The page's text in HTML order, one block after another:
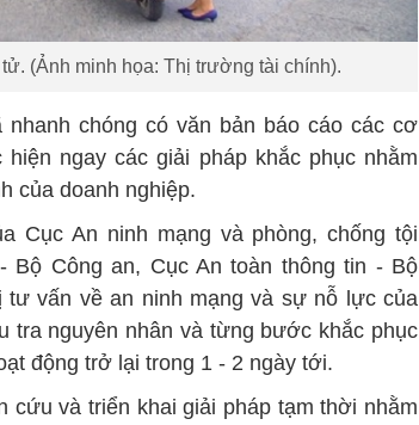
(Ảnh minh họa: Thị trường tài chính).
chóng có văn bản báo cáo các cơ
ngay các giải pháp khắc phục nhằm
của doanh nghiệp.
An ninh mạng và phòng, chống tội
Bộ Công an, Cục An toàn thông tin - Bộ
tư vấn về an ninh mạng và sự nỗ lực của
tra nguyên nhân và từng bước khắc phục
động trở lại trong 1 - 2 ngày tới.
cứu và triển khai giải pháp tạm thời nhằm